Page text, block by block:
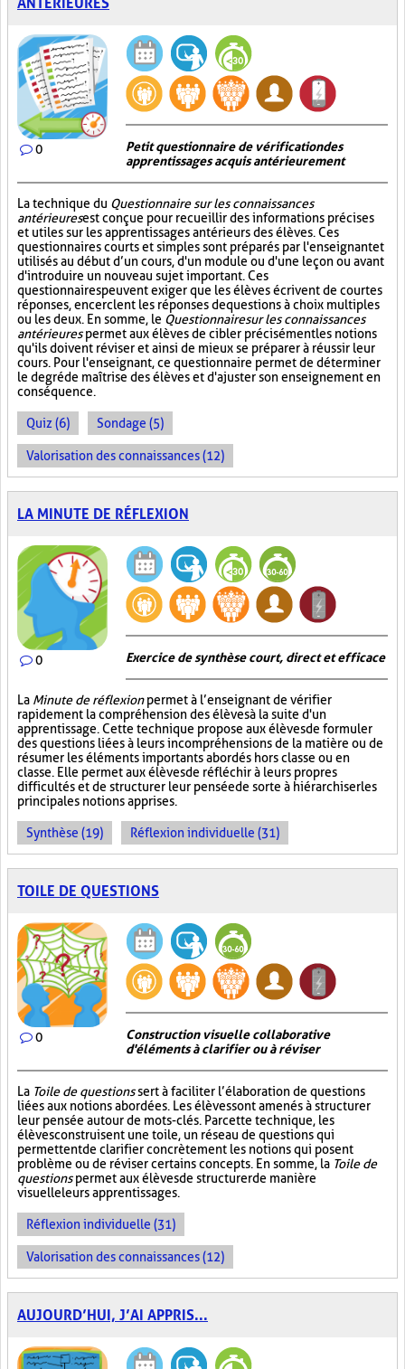
0
Petit questionnaire de vérification des
apprentissages acquis antérieurement
La technique du Questionnaire sur les connaissances
antérieuresest conçue pour recueillir des informations précises
et utiles sur les apprentissages antérieurs des élèves. Ces
questionnaires courts et simples sont préparés par l'enseignant et
utilisés au début d’un cours, d'un module ou d'une leçon ou avant
d'introduire un nouveau sujet important. Ces
questionnaires peuvent exiger que les élèves écrivent de courtes
réponses, encerclent les réponses de questions à choix multiples
ou les deux. En somme, le Questionnaire sur les connaissances
antérieurespermet aux élèves de cibler précisément les notions
qu'ils doivent réviser et ainsi de mieux se préparer à réussir leur
cours. Pour l'enseignant, ce questionnaire permet de déterminer
le degré de maîtrise des élèves et d'ajuster son enseignement en
conséquence.
Quiz (6) Sondage (5)
Valorisation des connaissances (12)
LA MINUTE DE RÉFLEXION
0 Exercice de synthèse court, direct et efficace
La Minute de réflexionpermet à l’enseignant de vérifier
rapidement la compréhension des élèves à la suite d'un
apprentissage. Cette technique propose aux élèves de formuler
des questions liées à leurs incompréhensions de la matière ou de
résumer les éléments importants abordés hors classe ou en
classe. Elle permet aux élèves de réfléchir à leurs propres
difficultés et de structurer leur pensée de sorte à hiérarchiser les
principales notions apprises.
Synthèse (19) Réflexion individuelle (31)
TOILE DE QUESTIONS
0
Construction visuelle collaborative
d'éléments à clarifier ou à réviser
La Toile de questionssert à faciliter l’élaboration de questions
liées aux notions abordées. Les élèves sont amenés à structurer
leur pensée autour de mots-clés. Par cette technique, les
élèves construisent une toile, un réseau de questions qui
permettent de clarifier concrètement les notions qui posent
problème ou de réviser certains concepts. En somme, la Toile de
questionspermet aux élèves de structurer de manière
visuelle leurs apprentissages.
Réflexion individuelle (31)
Valorisation des connaissances (12)
AUJOURD’HUI, J’AI APPRIS...